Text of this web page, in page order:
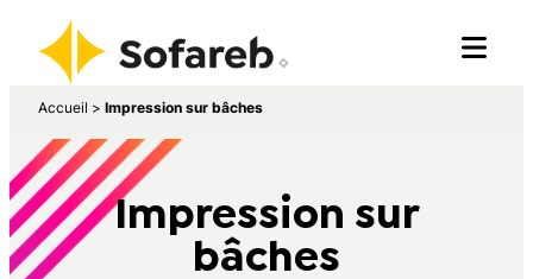
Accueil > Impression sur bâches
Impression sur
bâches